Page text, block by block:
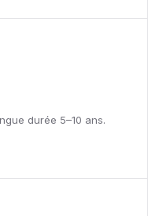
durée 5–10 ans.